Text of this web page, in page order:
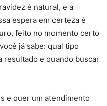
é natural, e a
espera em certeza é
feito no momento certo
já sabe: qual tipo
resultado e quando buscar
e quer um atendimento